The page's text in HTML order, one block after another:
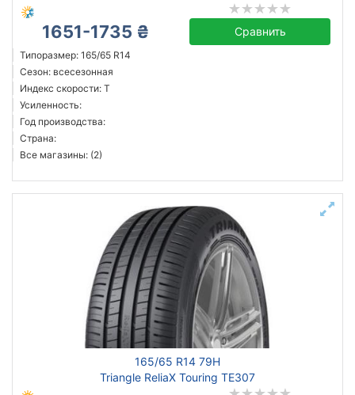
1651-1735 ₴ Сравнить
Типоразмер: 165/65 R14
Сезон: всесезонная
Индекс скорости: T
Усиленность:
Год производства:
Страна:
Все магазины: (2)
165/65 R14 79H
Triangle ReliaX Touring TE307